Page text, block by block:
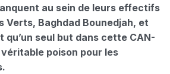
au sein de leurs effectifs
Verts, Baghdad Bounedjah, et
qu’un seul but dans cette CAN-
poison pour les